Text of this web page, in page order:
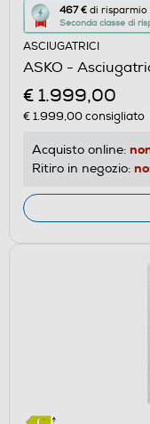
467 € di risparmio
Seconda classe di
Questa
azione
aprirà
il
Calcolatore
di
energetico
Youreko.
ASCIUGATRICI
ASKO -
€ 1.999,00
€ 1.999,00consigliato
Acquisto online:
Ritiro in negozio: